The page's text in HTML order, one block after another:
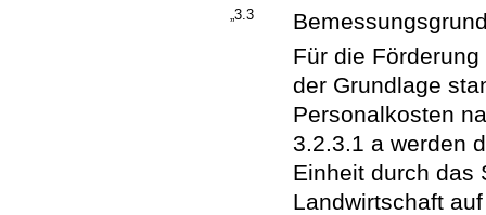
„3.3
Für die
der Grundlage
Personalkosten
3.2.3.1 a werden
Einheit durch das
Landwirtschaft